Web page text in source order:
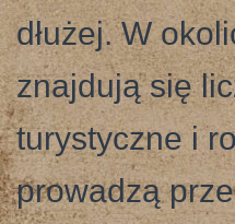
dłużej. W
znajdują się
turystyczne i
prowadzą